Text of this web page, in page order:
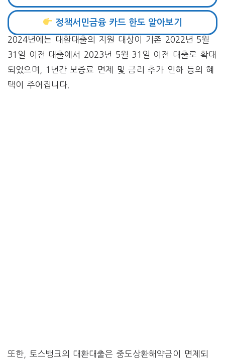
정책서민금융 카드 한도 알아보기
2024년에는 대환대출의 지원 대상이 기존 2022년 5월
31일 이전 대출에서 2023년 5월 31일 이전 대출로 확대
되었으며, 1년간 보증료 면제 및 금리 추가 인하 등의 혜
택이 주어집니다.
또한, 토스뱅크의 대환대출은 중도상환해약금이 면제되